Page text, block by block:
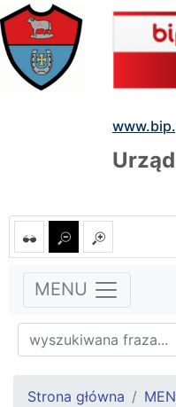
MENU
Strona główna